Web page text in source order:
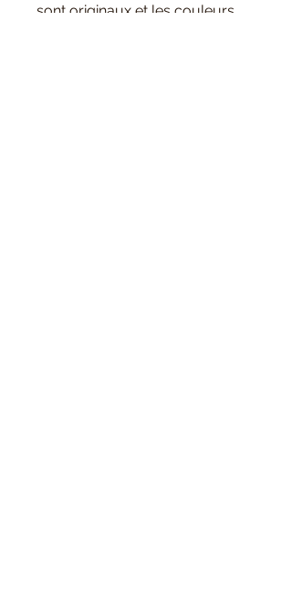
sont originaux et les couleurs